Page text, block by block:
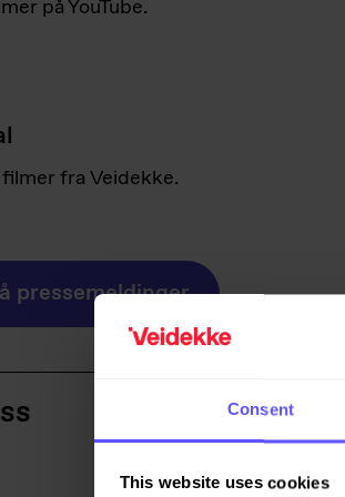
Consent
This website uses cookies
på YouTube.
fra Veidekke.
pressemeldinger
Kristina